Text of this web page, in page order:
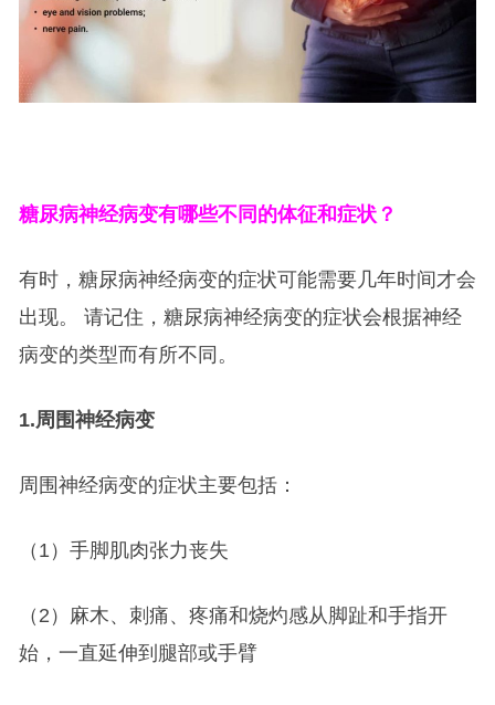
糖尿病神经病变有哪些不同的体征和症状？
有时，糖尿病神经病变的症状可能需要几年时间才会
出现。 请记住，糖尿病神经病变的症状会根据神经
病变的类型而有所不同。
1.周围神经病变
周围神经病变的症状主要包括：
（1）手脚肌肉张力丧失
（2）麻木、刺痛、疼痛和烧灼感从脚趾和手指开
始，一直延伸到腿部或手臂